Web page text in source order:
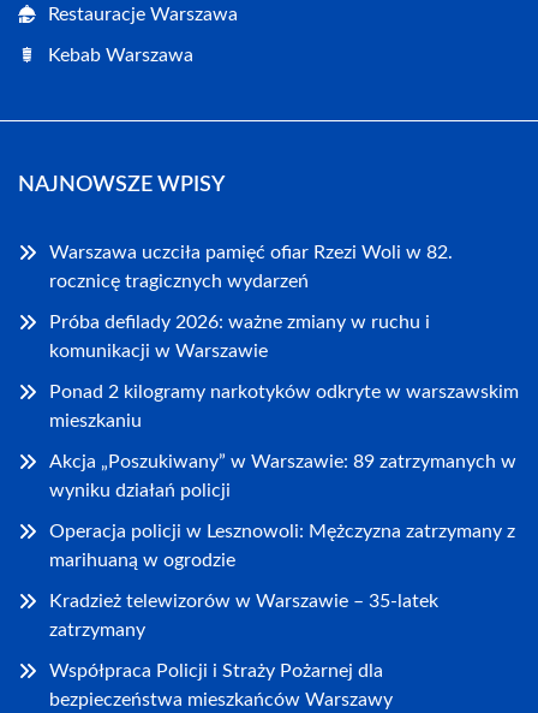
Restauracje Warszawa
Kebab Warszawa
NAJNOWSZE WPISY
Warszawa uczciła pamięć ofiar Rzezi Woli w 82.
rocznicę tragicznych wydarzeń
Próba defilady 2026: ważne zmiany w ruchu i
komunikacji w Warszawie
Ponad 2 kilogramy narkotyków odkryte w warszawskim
mieszkaniu
Akcja „Poszukiwany” w Warszawie: 89 zatrzymanych w
wyniku działań policji
Operacja policji w Lesznowoli: Mężczyzna zatrzymany z
marihuaną w ogrodzie
Kradzież telewizorów w Warszawie – 35-latek
zatrzymany
Współpraca Policji i Straży Pożarnej dla
bezpieczeństwa mieszkańców Warszawy